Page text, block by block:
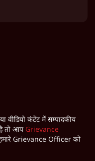
वीडियो कंटेंट में सम्पादकीय
तो आप Grievance
Grievance Officer को